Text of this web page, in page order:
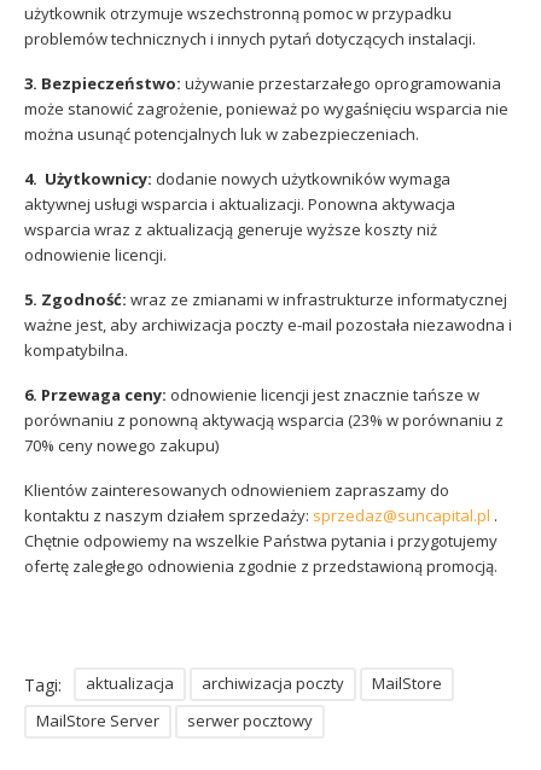
użytkownik otrzymuje wszechstronną pomoc w przypadku
problemów technicznych i innych pytań dotyczących instalacji.
3. Bezpieczeństwo: używanie przestarzałego oprogramowania
może stanowić zagrożenie, ponieważ po wygaśnięciu wsparcia nie
można usunąć potencjalnych luk w zabezpieczeniach.
4. Użytkownicy: dodanie nowych użytkowników wymaga
aktywnej usługi wsparcia i aktualizacji. Ponowna aktywacja
wsparcia wraz z aktualizacją generuje wyższe koszty niż
odnowienie licencji.
5. Zgodność: wraz ze zmianami w infrastrukturze informatycznej
ważne jest, aby archiwizacja poczty e-mail pozostała niezawodna i
kompatybilna.
6. Przewaga ceny: odnowienie licencji jest znacznie tańsze w
porównaniu z ponowną aktywacją wsparcia (23% w porównaniu z
70% ceny nowego zakupu)
Klientów zainteresowanych odnowieniem zapraszamy do
kontaktu z naszym działem sprzedaży: sprzedaz@suncapital.pl .
Chętnie odpowiemy na wszelkie Państwa pytania i przygotujemy
ofertę zaległego odnowienia zgodnie z przedstawioną promocją.
Tagi: aktualizacja archiwizacja poczty
MailStore
MailStore Server
serwer pocztowy